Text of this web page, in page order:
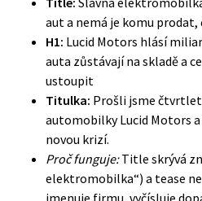
aut a nemá je komu
H1: Lucid Motors hlásí
auta zůstávají na skladě a
ustoupit
Titulka: Prošli jsme
automobilky Lucid Motors
novou krizí.
Proč funguje:Title skrývá
elektromobilka“) a tease
jmenuje firmu, vyčísluje